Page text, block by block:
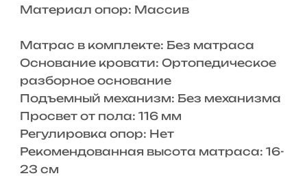
Материал опор: Массив
Матрас в комплекте: Без матраса
Основание кровати: Ортопедическое
разборное основание
Подъемный механизм: Без механизма
Просвет от пола: 116 мм
Регулировка опор: Нет
Рекомендованная высота матраса: 16-
23 см